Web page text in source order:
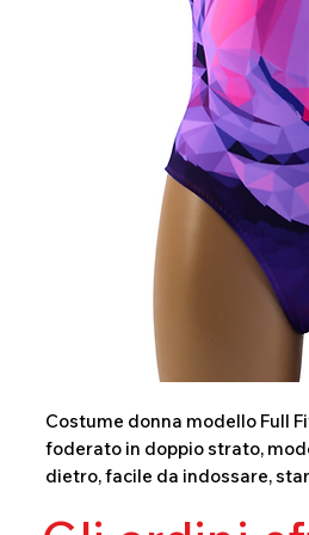
Costume donna modello Full
foderato in doppio strato,
dietro, facile da indossare,